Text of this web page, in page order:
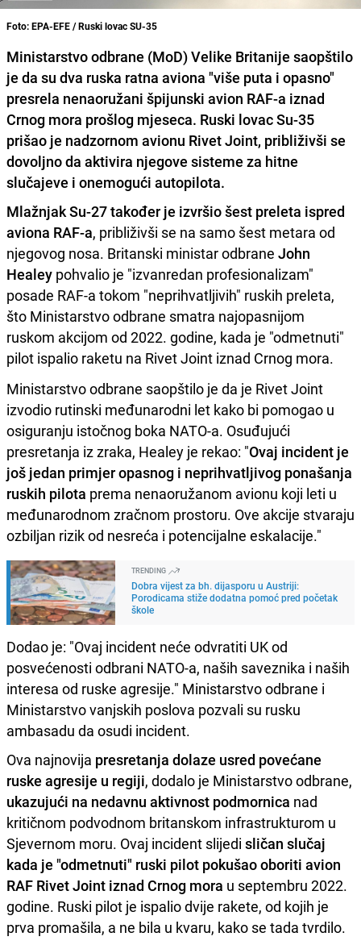
Foto: EPA-EFE / Ruski lovac SU-35
Ministarstvo odbrane (MoD) Velike Britanije saopštilo
je da su dva ruska ratna aviona "više puta i opasno"
presrela nenaoružani špijunski avion RAF-a iznad
Crnog mora prošlog mjeseca. Ruski lovac Su-35
prišao je nadzornom avionu Rivet Joint, približivši se
dovoljno da aktivira njegove sisteme za hitne
slučajeve i onemogući autopilota.
Mlažnjak Su-27 također je izvršio šest preleta ispred
aviona RAF-a, približivši se na samo šest metara od
njegovog nosa. Britanski ministar odbrane John
Healey pohvalio je "izvanredan profesionalizam"
posade RAF-a tokom "neprihvatljivih" ruskih preleta,
što Ministarstvo odbrane smatra najopasnijom
ruskom akcijom od 2022. godine, kada je "odmetnuti"
pilot ispalio raketu na Rivet Joint iznad Crnog mora.
Ministarstvo odbrane saopštilo je da je Rivet Joint
izvodio rutinski međunarodni let kako bi pomogao u
osiguranju istočnog boka NATO-a. Osuđujući
presretanja iz zraka, Healey je rekao: "Ovaj incident je
još jedan primjer opasnog i neprihvatljivog ponašanja
ruskih pilota prema nenaoružanom avionu koji leti u
međunarodnom zračnom prostoru. Ove akcije stvaraju
ozbiljan rizik od nesreća i potencijalne eskalacije."
TRENDING
Dobra vijest za bh. dijasporu u Austriji:
Porodicama stiže dodatna pomoć pred početak
škole
Dodao je: "Ovaj incident neće odvratiti UK od
posvećenosti odbrani NATO-a, naših saveznika i naših
interesa od ruske agresije." Ministarstvo odbrane i
Ministarstvo vanjskih poslova pozvali su rusku
ambasadu da osudi incident.
Ova najnovija presretanja dolaze usred povećane
ruske agresije u regiji, dodalo je Ministarstvo odbrane,
ukazujući na nedavnu aktivnost podmornica nad
kritičnom podvodnom britanskom infrastrukturom u
Sjevernom moru. Ovaj incident slijedi sličan slučaj
kada je "odmetnuti" ruski pilot pokušao oboriti avion
RAF Rivet Joint iznad Crnog mora u septembru 2022.
godine. Ruski pilot je ispalio dvije rakete, od kojih je
prva promašila, a ne bila u kvaru, kako se tada tvrdilo.